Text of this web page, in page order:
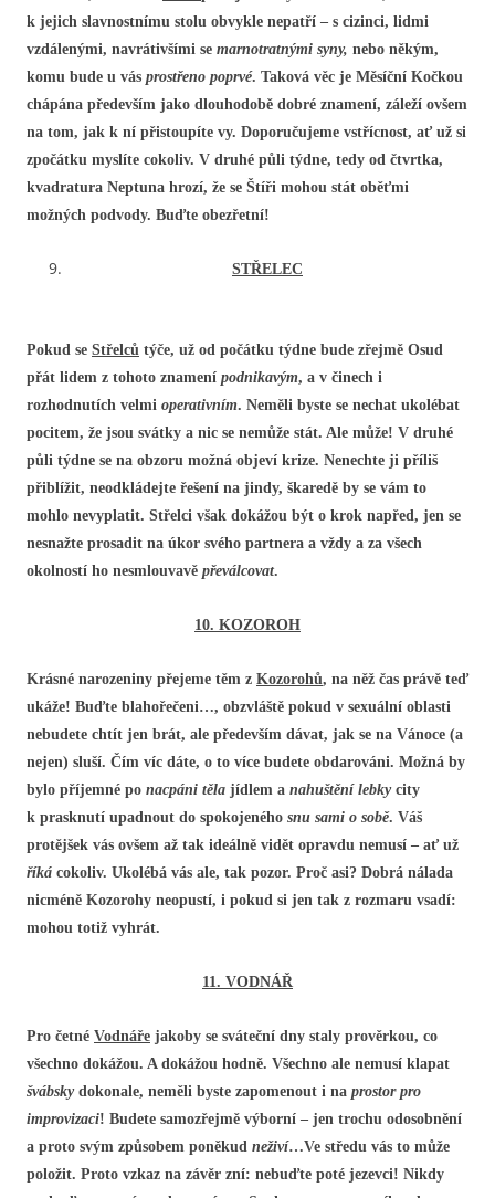
k jejich slavnostnímu stolu obvykle nepatří – s cizinci, lidmi
vzdálenými, navrátivšími se marnotratnými syny, nebo někým,
komu bude u vás prostřeno poprvé. Taková věc je Měsíční Kočkou
chápána především jako dlouhodobě dobré znamení, záleží ovšem
na tom, jak k ní přistoupíte vy. Doporučujeme vstřícnost, ať už si
zpočátku myslíte cokoliv. V druhé půli týdne, tedy od čtvrtka,
kvadratura Neptuna hrozí, že se Štíři mohou stát oběťmi
možných podvody. Buďte obezřetní!
STŘELEC
Pokud se Střelců týče, už od počátku týdne bude zřejmě Osud
přát lidem z tohoto znamení podnikavým, a v činech i
rozhodnutích velmi operativním. Neměli byste se nechat ukolébat
pocitem, že jsou svátky a nic se nemůže stát. Ale může! V druhé
půli týdne se na obzoru možná objeví krize. Nenechte ji příliš
přiblížit, neodkládejte řešení na jindy, škaredě by se vám to
mohlo nevyplatit. Střelci však dokážou být o krok napřed, jen se
nesnažte prosadit na úkor svého partnera a vždy a za všech
okolností ho nesmlouvavě převálcovat.
10. KOZOROH
Krásné narozeniny přejeme těm z Kozorohů, na něž čas právě teď
ukáže! Buďte blahořečeni…, obzvláště pokud v sexuální oblasti
nebudete chtít jen brát, ale především dávat, jak se na Vánoce (a
nejen) sluší. Čím víc dáte, o to více budete obdarováni. Možná by
bylo příjemné po nacpáni těla jídlem a nahuštění lebkycity
k prasknutí upadnout do spokojeného snu sami o sobě. Váš
protějšek vás ovšem až tak ideálně vidět opravdu nemusí – ať už
říká cokoliv. Ukolébá vás ale, tak pozor. Proč asi? Dobrá nálada
nicméně Kozorohy neopustí, i pokud si jen tak z rozmaru vsadí:
mohou totiž vyhrát.
11. VODNÁŘ
Pro četné Vodnáře jakoby se sváteční dny staly prověrkou, co
všechno dokážou. A dokážou hodně. Všechno ale nemusí klapat
švábskydokonale, neměli byste zapomenout i na prostor pro
improvizaci! Budete samozřejmě výborní – jen trochu odosobnění
a proto svým způsobem poněkud neživí…Ve středu vás to může
položit. Proto vzkaz na závěr zní: nebuďte poté jezevci! Nikdy